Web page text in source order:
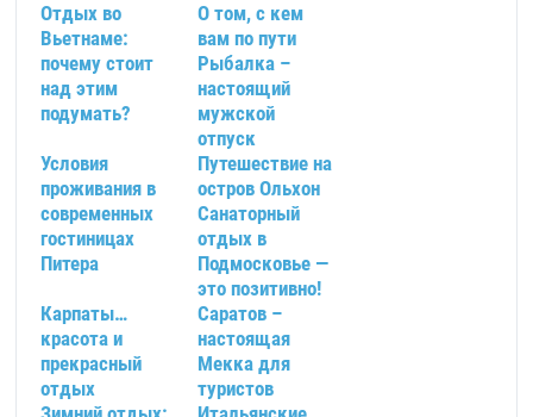
Отдых во
Вьетнаме:
почему стоит
над этим
подумать?
О том, с кем
вам по пути
Рыбалка –
настоящий
мужской
отпуск
Условия
проживания в
современных
гостиницах
Питера
Путешествие на
остров Ольхон
Санаторный
отдых в
Подмосковье —
это позитивно!
Карпаты…
красота и
прекрасный
отдых
Саратов –
настоящая
Мекка для
туристов